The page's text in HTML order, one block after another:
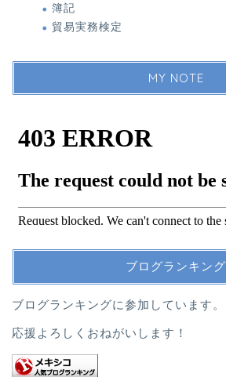
簿記
貿易実務検定
MY NOTE
ブログランキング
ブログランキングに参加しています。
応援よろしくおねがいします！